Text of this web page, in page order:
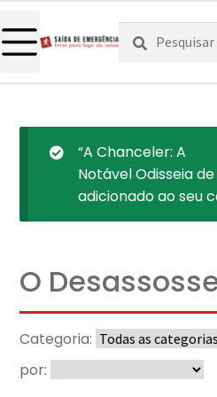
Pesquisar
por:
Pesquisa
“A Chanceler: A
Notável Odisseia
adicionado ao seu
O
Categoria:
por: